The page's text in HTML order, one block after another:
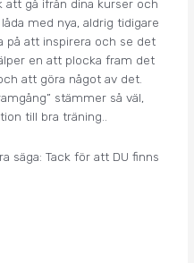
att gå ifrån dina kurser och
med nya, aldrig tidigare
på att inspirera och se det
en att plocka fram det
att göra något av det.
stämmer så väl,
till bra träning..
säga: Tack för att DU finns